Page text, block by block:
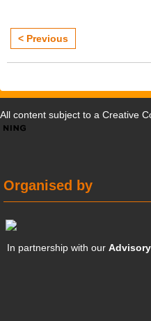
< Previous
All content subject to a Creative
Organised by
In partnership with our